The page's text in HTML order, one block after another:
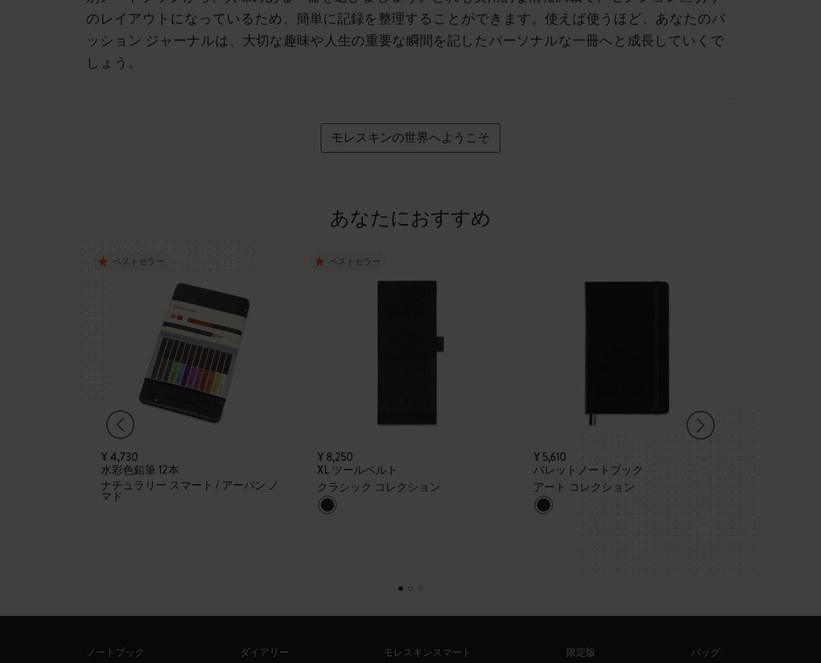
のレイアウトになっているため、簡単に記録を整理することができます。使えば使うほど、あなたのパ
ッション ジャーナルは、大切な趣味や人生の重要な瞬間を記したパーソナルな一冊へと成長していくで
しょう。
モレスキンの世界へようこそ
あなたにおすすめ
ベストセラー
¥ 4,730
水彩色鉛筆 12本
ナチュラリー スマート / アーバン ノ
マド
ベストセラー
¥ 8,250
XL ツールベルト
クラシック コレクション
¥ 5,610
バレットノートブック
アート コレクション
ノートブック ダイアリー モレスキンスマート 限定版 バッグ